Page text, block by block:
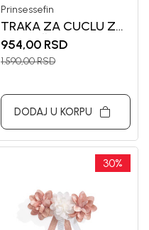
Prinsessefin
TRAKA ZA CUCLU ZA
DEVOJČICE
PRINSESSEFIN
954,00 RSD
1.590,00RSD
DODAJ U KORPU
30%